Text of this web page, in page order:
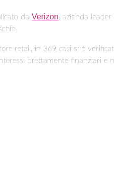
da Verizon , azienda
retail, in 369 casi si è
prettamente finanziari e